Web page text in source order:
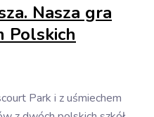
Nasza gra
Polskich
Park i z uśmiechem